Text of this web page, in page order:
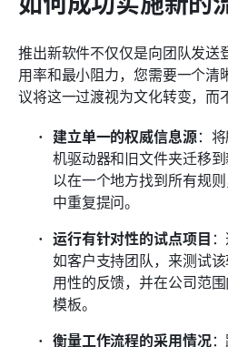
推出新软件不仅仅是向团队发送
用率和最小阻力，您需要一个清
议将这一过渡视为文化转变，而
建立单一的权威信息源：
机驱动器和旧文件夹迁移
以在一个地方找到所有规
中重复提问。
运行有针对性的试点项目
如客户支持团队，来测试
用性的反馈，并在公司范
模板。
衡量工作流程的采用情况